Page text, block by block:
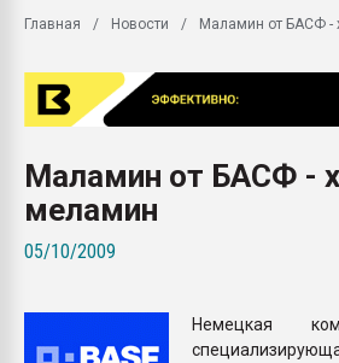
Главная Новости Маламин от БАСФ -
Маламин от БАСФ -
меламин
05/10/2009
Немецкая